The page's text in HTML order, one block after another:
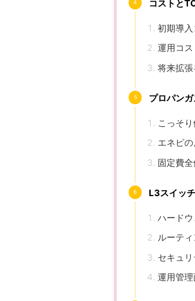
コストと
初期導入
運用コス
将来拡
プロパン
こっそ
エネピ
固定費
L3スイッ
ハード
ルーテ
セキュ
運用管